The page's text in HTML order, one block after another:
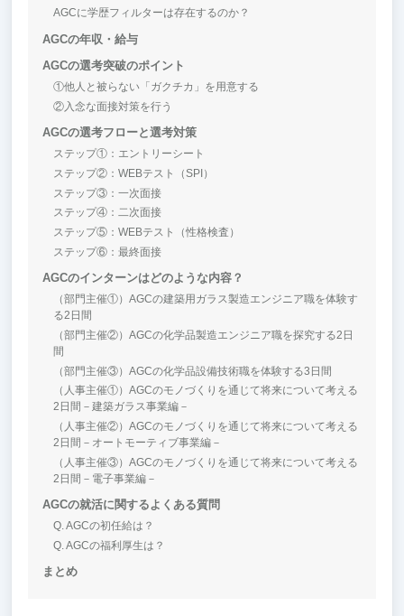
AGCに学歴フィルターは存在するのか？
AGCの年収・給与
AGCの選考突破のポイント
①他人と被らない「ガクチカ」を用意する
②入念な面接対策を行う
AGCの選考フローと選考対策
ステップ①：エントリーシート
ステップ②：WEBテスト（SPI）
ステップ③：一次面接
ステップ④：二次面接
ステップ⑤：WEBテスト（性格検査）
ステップ⑥：最終面接
AGCのインターンはどのような内容？
（部門主催①）AGCの建築用ガラス製造エンジニア職を体験す
る2日間
（部門主催②）AGCの化学品製造エンジニア職を探究する2日
間
（部門主催③）AGCの化学品設備技術職を体験する3日間
（人事主催①）AGCのモノづくりを通じて将来について考える
2日間－建築ガラス事業編－
（人事主催②）AGCのモノづくりを通じて将来について考える
2日間－オートモーティブ事業編－
（人事主催③）AGCのモノづくりを通じて将来について考える
2日間－電子事業編－
AGCの就活に関するよくある質問
Q. AGCの初任給は？
Q. AGCの福利厚生は？
まとめ